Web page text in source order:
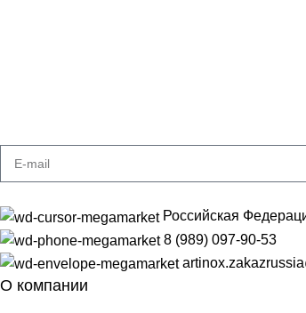
Российская
8 (989) 097-90-53
О компании